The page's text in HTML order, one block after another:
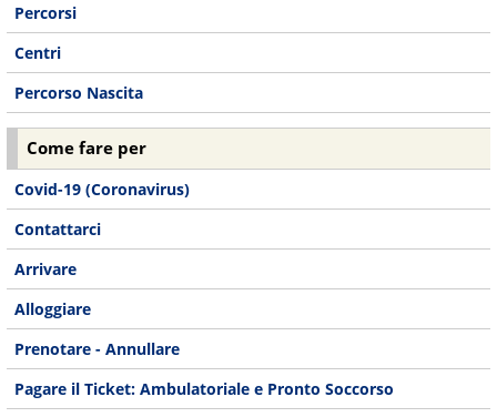
Percorsi
Centri
Percorso Nascita
Come fare per
Covid-19 (Coronavirus)
Contattarci
Arrivare
Alloggiare
Prenotare - Annullare
Pagare il Ticket: Ambulatoriale e Pronto Soccorso